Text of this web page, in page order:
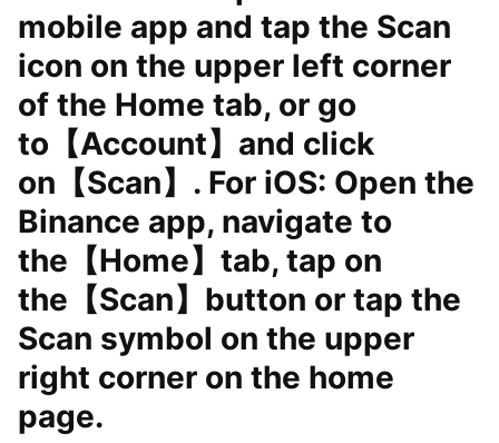
mobile app and tap the Scan
icon on the upper left corner
of the Home tab, or go
to【Account】and click
on【Scan】. For iOS: Open the
Binance app, navigate to
the【Home】tab, tap on
the【Scan】button or tap the
Scan symbol on the upper
right corner on the home
page.